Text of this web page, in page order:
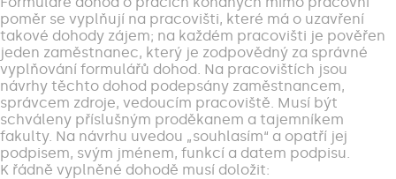
poměr se vyplňují na pracovišti, které má o uzavření
takové dohody zájem; na každém pracovišti je pověřen
jeden zaměstnanec, který je zodpovědný za správné
vyplňování formulářů dohod. Na pracovištích jsou
návrhy těchto dohod podepsány zaměstnancem,
správcem zdroje, vedoucím pracoviště. Musí být
schváleny příslušným proděkanem a tajemníkem
fakulty. Na návrhu uvedou „souhlasím“ a opatří jej
podpisem, svým jménem, funkcí a datem podpisu.
K řádně vyplněné dohodě musí doložit: